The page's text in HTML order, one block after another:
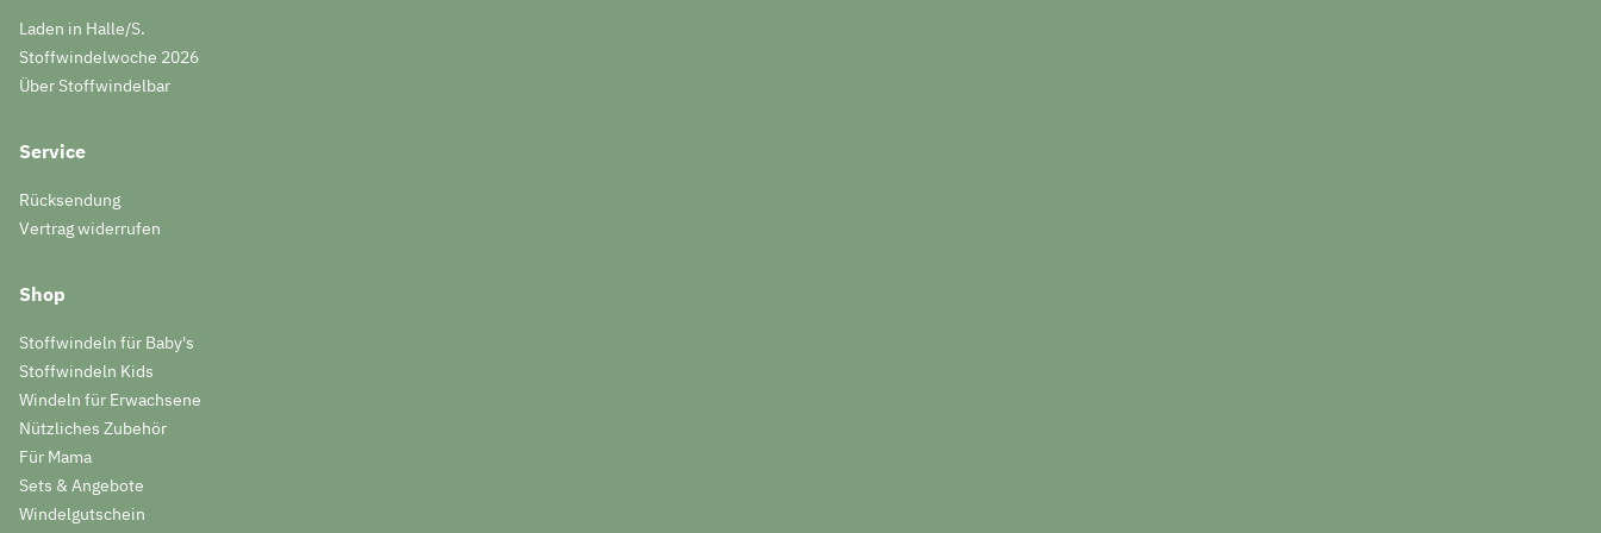
Laden in Halle/S.
Stoffwindelwoche 2026
Über Stoffwindelbar
Service
Rücksendung
Vertrag widerrufen
Shop
Stoffwindeln für Baby's
Stoffwindeln Kids
Windeln für Erwachsene
Nützliches Zubehör
Für Mama
Sets & Angebote
Windelgutschein